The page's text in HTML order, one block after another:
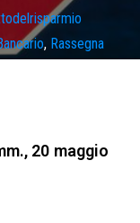
, Rassegna
20 maggio